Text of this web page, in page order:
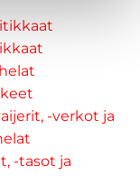
-verkot ja
-tasot ja